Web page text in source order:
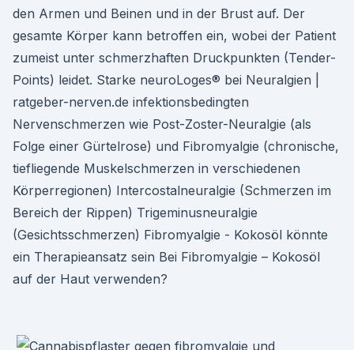
den Armen und Beinen und in der Brust auf. Der
gesamte Körper kann betroffen ein, wobei der Patient
zumeist unter schmerzhaften Druckpunkten (Tender-
Points) leidet. Starke neuroLoges® bei Neuralgien |
ratgeber-nerven.de infektionsbedingten
Nervenschmerzen wie Post-Zoster-Neuralgie (als
Folge einer Gürtelrose) und Fibromyalgie (chronische,
tiefliegende Muskelschmerzen in verschiedenen
Körperregionen) Intercostalneuralgie (Schmerzen im
Bereich der Rippen) Trigeminusneuralgie
(Gesichtsschmerzen) Fibromyalgie - Kokosöl könnte
ein Therapieansatz sein Bei Fibromyalgie – Kokosöl
auf der Haut verwenden?